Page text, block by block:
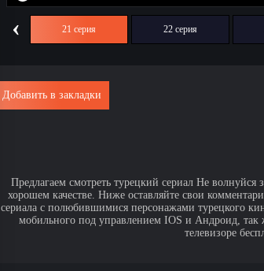
‹ 21 серия 22 серия
Добавить в закладки
Предлагаем смотреть турецкий сериал Не волнуйся
хорошем качестве. Ниже оставляйте свои
сериала с полюбившимися персонажами турецкого
мобильного под управлением IOS и Андроид, так
телевизоре